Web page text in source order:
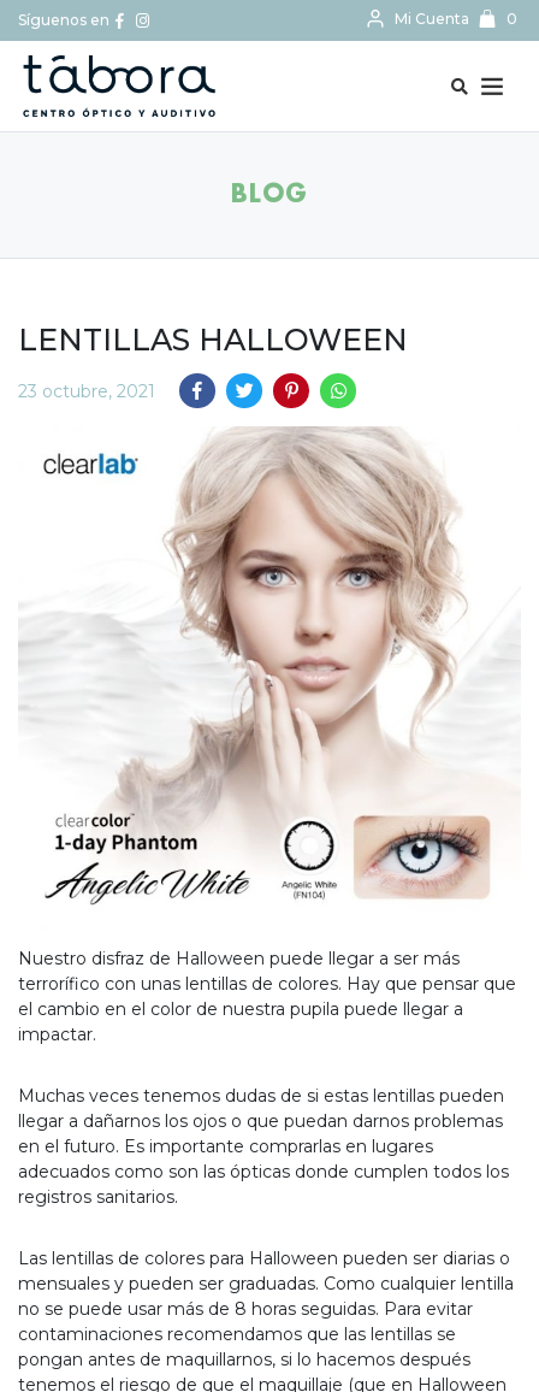
Síguenos en Mi Cuenta 0
BLOG
LENTILLAS HALLOWEEN
23 octubre, 2021
Nuestro disfraz de Halloween puede llegar a ser más
terrorífico con unas lentillas de colores. Hay que pensar que
el cambio en el color de nuestra pupila puede llegar a
impactar.
Muchas veces tenemos dudas de si estas lentillas pueden
llegar a dañarnos los ojos o que puedan darnos problemas
en el futuro. Es importante comprarlas en lugares
adecuados como son las ópticas donde cumplen todos los
registros sanitarios.
Las lentillas de colores para Halloween pueden ser diarias o
mensuales y pueden ser graduadas. Como cualquier lentilla
no se puede usar más de 8 horas seguidas. Para evitar
contaminaciones recomendamos que las lentillas se
pongan antes de maquillarnos, si lo hacemos después
tenemos el riesgo de que el maquillaje (que en Halloween